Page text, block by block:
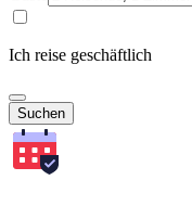
Ich reise geschäftlich
Suchen